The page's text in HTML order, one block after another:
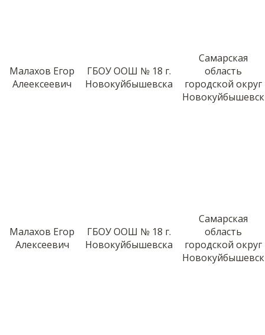
Малахов Егор
Алеексеевич
ГБОУ ООШ № 18 г.
Новокуйбышевска
Самарская
область
городской округ
Новокуйбышевск
Малахов Егор
Алексеевич
ГБОУ ООШ № 18 г.
Новокуйбышевска
Самарская
область
городской округ
Новокуйбышевск